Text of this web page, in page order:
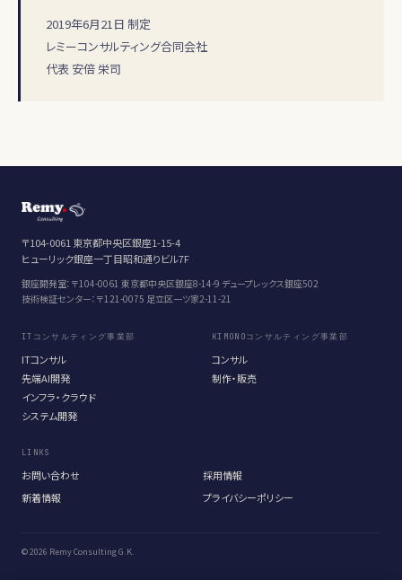
2019年6月21日 制定
レミーコンサルティング合同会社
代表 安倍 栄司
〒104-0061 東京都中央区銀座1-15-4
ヒューリック銀座一丁目昭和通りビル7F
銀座開発室：〒104-0061 東京都中央区銀座8-14-9 デュープレックス銀座502
技術検証センター：〒121-0075 足立区一ツ家2-11-21
ITコンサルティング事業部
ITコンサル
先端AI開発
インフラ・クラウド
システム開発
KIMONOコンサルティング事業部
コンサル
制作・販売
LINKS
お問い合わせ
採用情報
新着情報
プライバシーポリシー
© 2026 Remy Consulting G.K.